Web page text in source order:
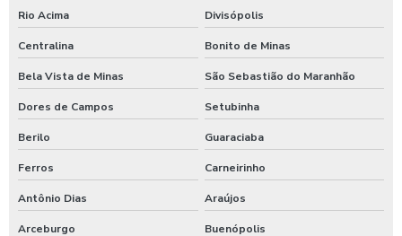
Rio Acima Divisópolis
Centralina Bonito de Minas
Bela Vista de Minas São Sebastião do Maranhão
Dores de Campos Setubinha
Berilo Guaraciaba
Ferros Carneirinho
Antônio Dias Araújos
Arceburgo Buenópolis